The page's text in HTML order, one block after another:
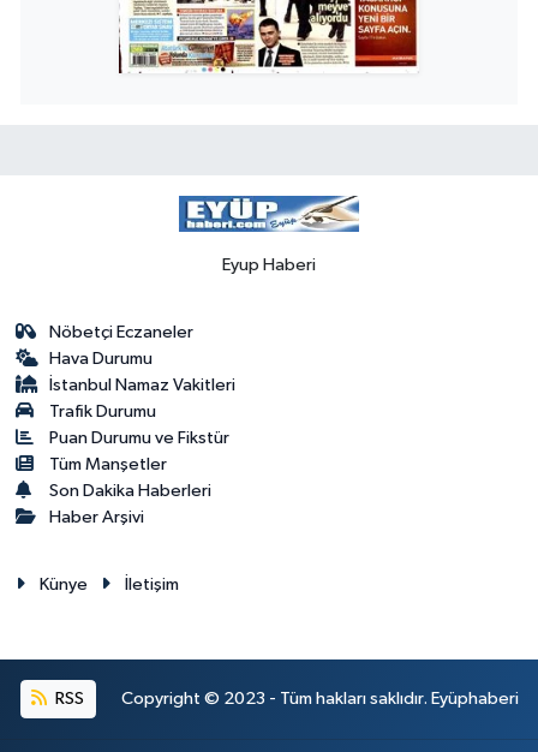
Eyup Haberi
Nöbetçi Eczaneler
Hava Durumu
İstanbul Namaz Vakitleri
Trafik Durumu
Puan Durumu ve Fikstür
Tüm Manşetler
Son Dakika Haberleri
Haber Arşivi
Künye İletişim
RSS Copyright © 2023 - Tüm hakları saklıdır. Eyüphaberi